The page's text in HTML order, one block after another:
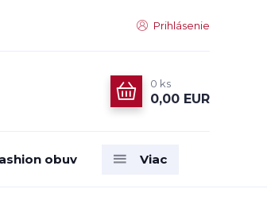
Prihlásenie
0 ks
0,00 EUR
obuv Viac